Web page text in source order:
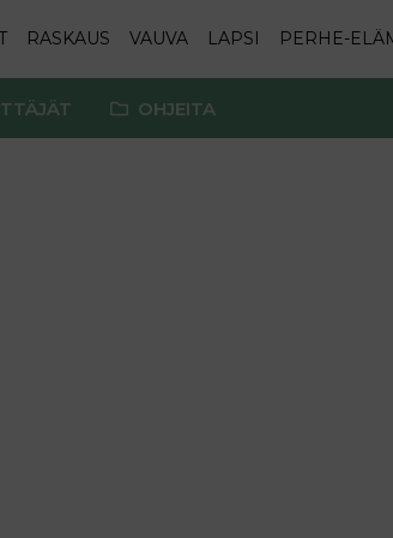
RASKAUS VAUVA LAPSI PERHE-
OHJEITA